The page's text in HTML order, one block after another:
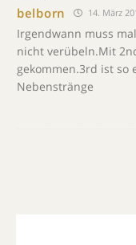
belborn 14. März
Irgendwann muss
nicht verübeln.Mit
gekommen.3rd ist so
Nebenstränge